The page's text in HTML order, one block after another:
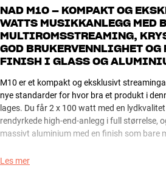
NAD M10 – KOMPAKT OG
WATTS MUSIKKANLEGG MED
MULTIROMSSTREAMING,
GOD BRUKERVENNLIGHET
FINISH I GLASS OG
M10 er et kompakt og eksklusivt
nye standarder for hvor bra et produkt i
lages. Du får 2 x 100 watt med en
rendyrkede high-end-anlegg i full størrelse,
massivt aluminium med en finish som bare
Det elegante touch-fargepanelet på fronten
Les mer